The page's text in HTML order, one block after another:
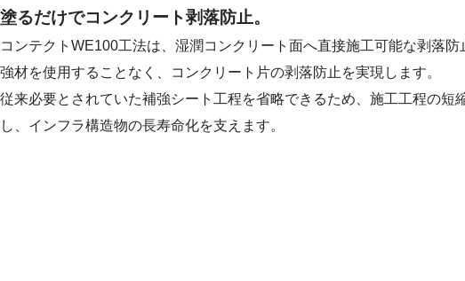
塗るだけでコンクリート剥落防止。
コンテクトWE100工法は、湿潤コンクリート面へ直接施工可能な剥落
強材を使用することなく、コンクリート片の剥落防止を実現します。
従来必要とされていた補強シート工程を省略できるため、施工工程の
し、インフラ構造物の長寿命化を支えます。